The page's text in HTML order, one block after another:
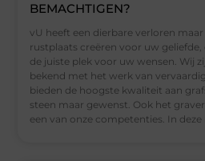
BEMACHTIGEN?
vU heeft een dierbare verloren
rustplaats creëren voor uw
de juiste plek voor uw wensen. Wij
bekend met het werk van
bieden de hoogste kwaliteit aan
steen maar gewenst. Ook het
een van onze competenties. In